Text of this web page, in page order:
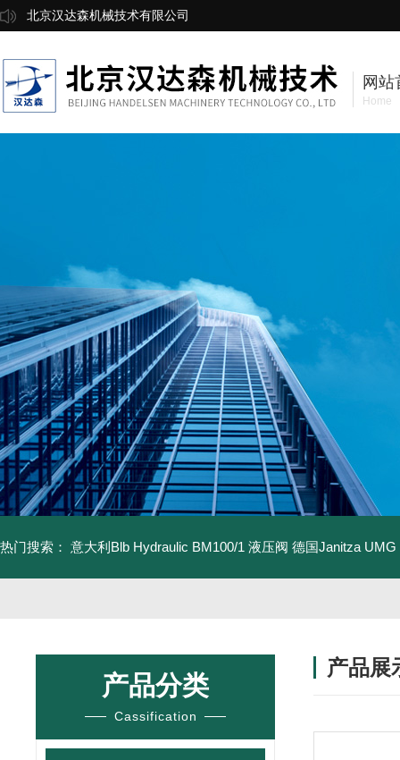
北京汉达森机械技术有限公司
网站
Home
热门搜索： 意大利Blb Hydraulic BM100/1 液压阀 德国Janitza UMG
产品分类
Cassification
产品展